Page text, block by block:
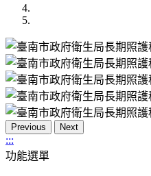
Previous Next
:::
功能選單